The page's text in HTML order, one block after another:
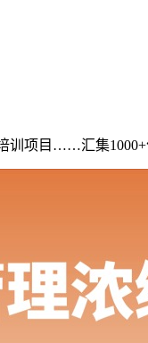
训项目……汇集